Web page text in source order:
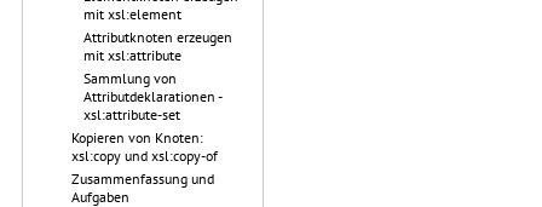
mit xsl:element
Attributknoten erzeugen
mit xsl:attribute
Sammlung von
Attributdeklarationen -
xsl:attribute-set
Kopieren von Knoten:
xsl:copy und xsl:copy-of
Zusammenfassung und
Aufgaben